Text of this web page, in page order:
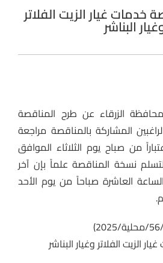
خدمات غيار الزيت الفلاتر
البناشر
الزرقاء عن طرح المناقصة
المشاركة بالمناقصة مراجعة
من صباح يوم الثلاثاء الموافق
وذلك لتسلم نسخة المناقصة علماً بإن آخر
العاشرة صباحاً من يوم الأحد
الزيت الفلاتر وغيار البناشر